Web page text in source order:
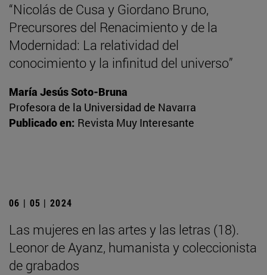
“Nicolás de Cusa y Giordano Bruno,
Precursores del Renacimiento y de la
Modernidad: La relatividad del
conocimiento y la infinitud del universo”
María Jesús Soto-Bruna
Profesora de la Universidad de Navarra
Publicado en: Revista Muy Interesante
06 | 05 | 2024
Las mujeres en las artes y las letras (18).
Leonor de Ayanz, humanista y coleccionista
de grabados